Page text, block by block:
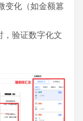
变化（如金额篡
，验证数字化文